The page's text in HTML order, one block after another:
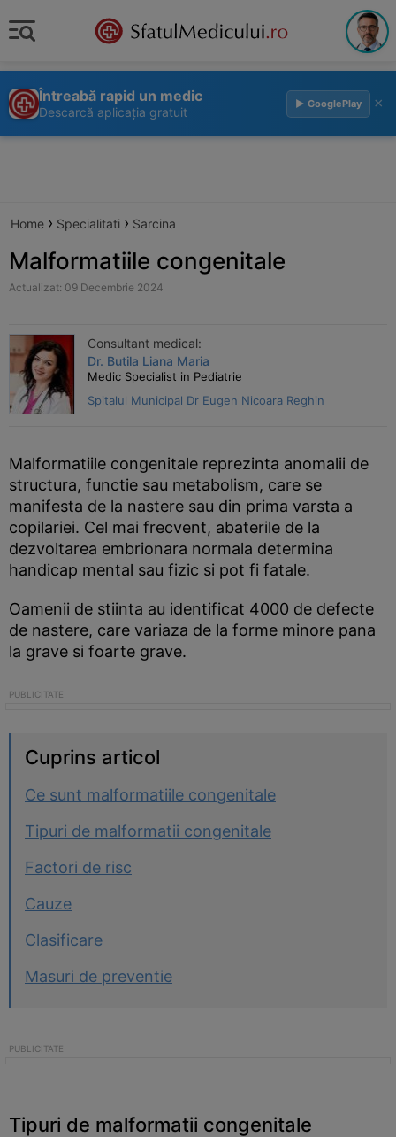
Întreabă rapid un medic
Descarcă aplicația gratuit
▶ GooglePlay ×
Home › Specialitati › Sarcina
Malformatiile congenitale
Actualizat: 09 Decembrie 2024
Consultant medical:
Dr. Butila Liana Maria
Medic Specialist in Pediatrie
Spitalul Municipal Dr Eugen Nicoara Reghin
Malformatiile congenitale reprezinta anomalii de
structura, functie sau metabolism, care se
manifesta de la nastere sau din prima varsta a
copilariei. Cel mai frecvent, abaterile de la
dezvoltarea embrionara normala determina
handicap mental sau fizic si pot fi fatale.
Oamenii de stiinta au identificat 4000 de defecte
de nastere, care variaza de la forme minore pana
la grave si foarte grave.
Cuprins articol
Ce sunt malformatiile congenitale
Tipuri de malformatii congenitale
Factori de risc
Cauze
Clasificare
Masuri de preventie
Tipuri de malformatii congenitale